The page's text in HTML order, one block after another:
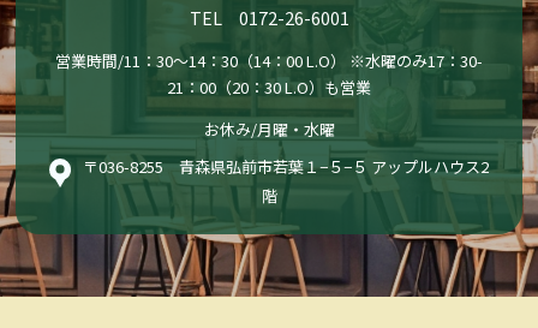
TEL 0172-26-6001
営業時間/11：30〜14：30（14：00 L.O） ※水曜のみ17：30-
21：00（20：30 L.O）も営業
お休み/月曜・水曜
〒036-8255 青森県弘前市若葉１−５−５ アップルハウス2
階